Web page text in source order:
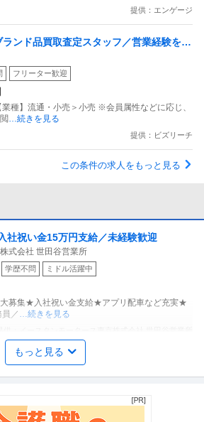
提供：エンゲージ
ンド品買取査定スタッフ／営業経験を活
フリーター歓迎
業種】流通・小売＞小売 ※会員属性などに応じ、
…続きを見る
提供：ビズリーチ
この条件の求人をもっと見る
社祝い金15万円支給／未経験歓迎
式会社 世田谷営業所
学歴不問 ミドル活躍中
大募集★入社祝い金支給★アプリ配車など充実★
／ …続きを見る
／ 「施設管理_退去立会スタッフ」未経
時始業／年休120日以上／18期連続黒字
もっと見る